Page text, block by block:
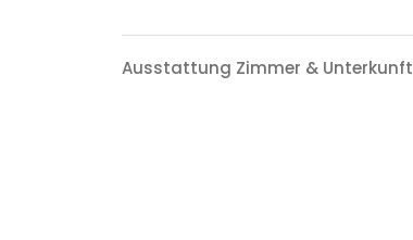
Ausstattung Zimmer & Unterkunft